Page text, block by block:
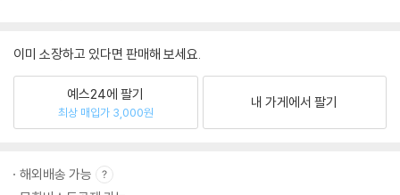
이미 소장하고 있다면 판매해 보세요.
예스24에 팔기
최상 매입가 3,000원
내 가게에서 팔기
해외배송 가능